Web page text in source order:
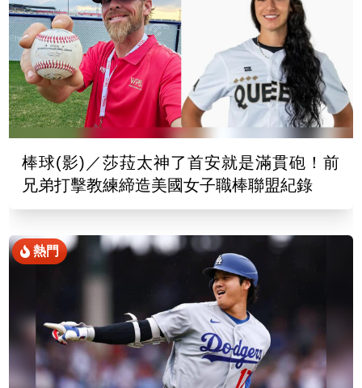
棒球(影)／莎菈太神了首安就是滿貫砲！前
兄弟打擊教練締造美國女子職棒聯盟紀錄
熱門